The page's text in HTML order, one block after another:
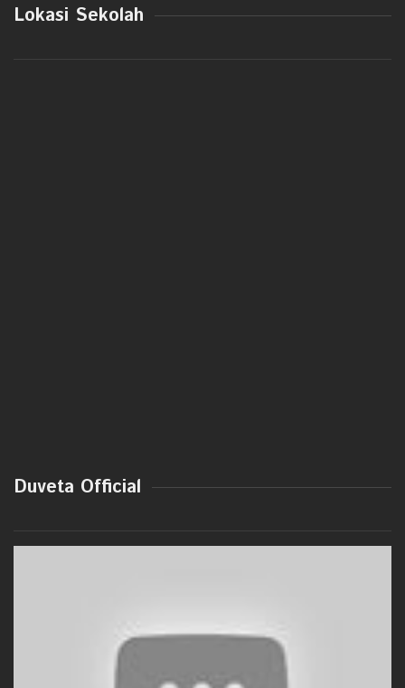
Lokasi Sekolah
Duveta Official